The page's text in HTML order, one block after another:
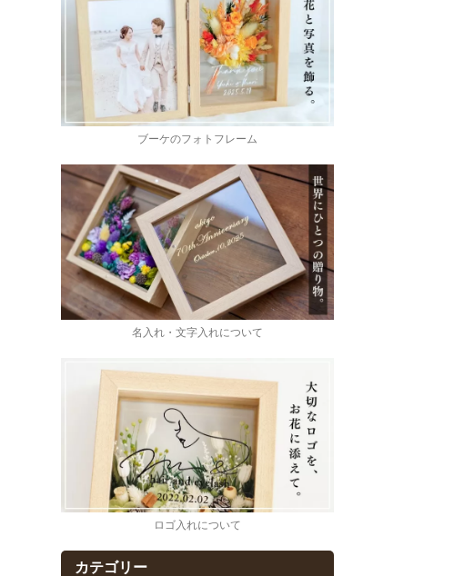
ブーケのフォトフレーム
名入れ・文字入れについて
ロゴ入れについて
カテゴリー